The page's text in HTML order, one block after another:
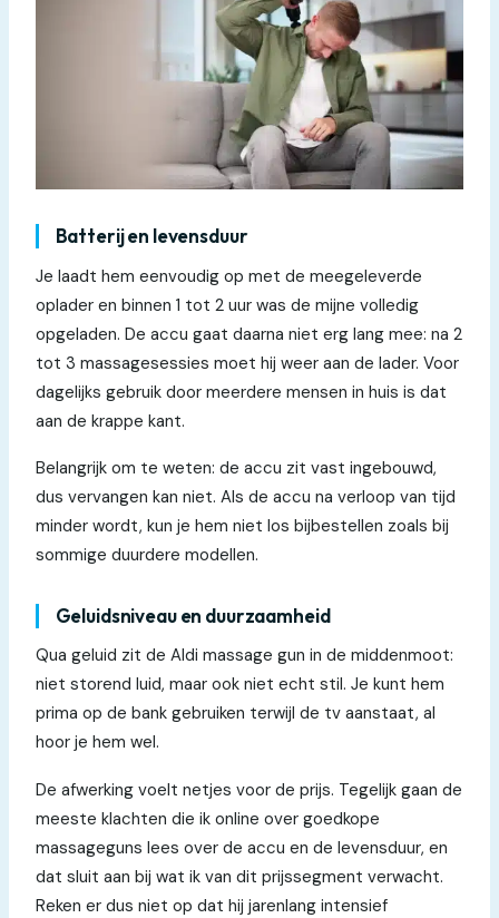
Batterij en levensduur
Je laadt hem eenvoudig op met de meegeleverde
oplader en binnen 1 tot 2 uur was de mijne volledig
opgeladen. De accu gaat daarna niet erg lang mee: na 2
tot 3 massagesessies moet hij weer aan de lader. Voor
dagelijks gebruik door meerdere mensen in huis is dat
aan de krappe kant.
Belangrijk om te weten: de accu zit vast ingebouwd,
dus vervangen kan niet. Als de accu na verloop van tijd
minder wordt, kun je hem niet los bijbestellen zoals bij
sommige duurdere modellen.
Geluidsniveau en duurzaamheid
Qua geluid zit de Aldi massage gun in de middenmoot:
niet storend luid, maar ook niet echt stil. Je kunt hem
prima op de bank gebruiken terwijl de tv aanstaat, al
hoor je hem wel.
De afwerking voelt netjes voor de prijs. Tegelijk gaan de
meeste klachten die ik online over goedkope
massageguns lees over de accu en de levensduur, en
dat sluit aan bij wat ik van dit prijssegment verwacht.
Reken er dus niet op dat hij jarenlang intensief